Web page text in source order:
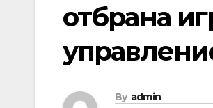
отбрана
By admin